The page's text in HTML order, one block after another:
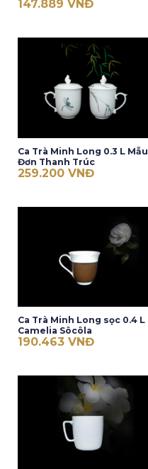
147.889 VNĐ
Ca Trà Minh Long 0.3 L Mẫu
Đơn Thanh Trúc
259.200 VNĐ
Ca Trà Minh Long sọc 0.4 L
Camelia Sôcôla
190.463 VNĐ